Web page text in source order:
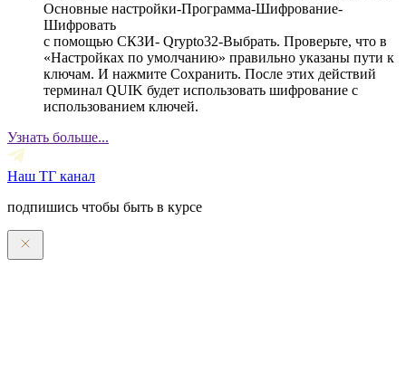
Основные настройки-Программа-Шифрование-
Шифровать
с помощью СКЗИ- Qrypto32-Выбрать. Проверьте, что в
«Настройках по умолчанию» правильно указаны пути к
ключам. И нажмите Сохранить. После этих действий
терминал QUIK будет использовать шифрование с
использованием ключей.
Узнать больше...
Наш ТГ канал
подпишись чтобы быть в курсе